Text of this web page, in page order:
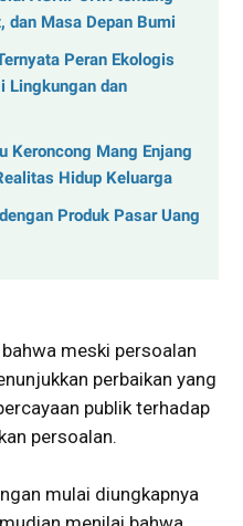
dan Masa Depan Bumi
Peran Ekologis
Lingkungan dan
Keroncong Mang Enjang
Hidup Keluarga
Produk Pasar Uang
meski persoalan
perbaikan yang
publik terhadap
persoalan.
mulai diungkapnya